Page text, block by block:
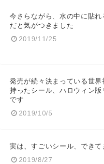
今さらながら、水の中に貼れ
だと気がつきました
2019/11/25
発売が続々決まっている世界
持ったシール、ハロウィン版
です
2019/10/5
実は、すごいシール、できて
2019/8/27